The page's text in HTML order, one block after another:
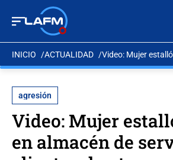
INICIO ACTUALIDAD Video: Mujer
agresión
Video: Mujer
en almacén de